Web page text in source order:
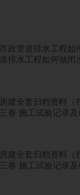
市政管道排水工程如
道排水工程如何做闭
房建全套归档资料（
三卷 施工试验记录
房建全套归档资料（
三卷 施工试验记录